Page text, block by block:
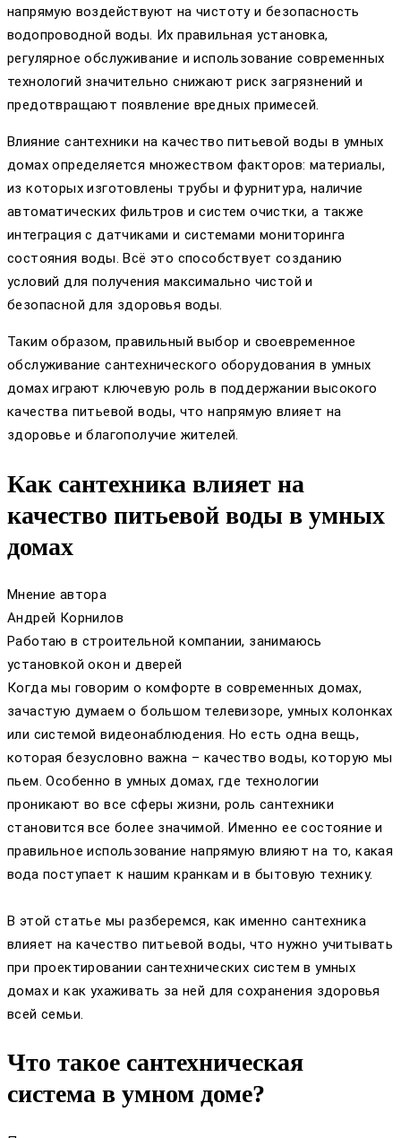
напрямую воздействуют на чистоту и безопасность
водопроводной воды. Их правильная установка,
регулярное обслуживание и использование современных
технологий значительно снижают риск загрязнений и
предотвращают появление вредных примесей.
Влияние сантехники на качество питьевой воды в умных
домах определяется множеством факторов: материалы,
из которых изготовлены трубы и фурнитура, наличие
автоматических фильтров и систем очистки, а также
интеграция с датчиками и системами мониторинга
состояния воды. Всё это способствует созданию
условий для получения максимально чистой и
безопасной для здоровья воды.
Таким образом, правильный выбор и своевременное
обслуживание сантехнического оборудования в умных
домах играют ключевую роль в поддержании высокого
качества питьевой воды, что напрямую влияет на
здоровье и благополучие жителей.
Как сантехника влияет на
качество питьевой воды в умных
домах
Мнение автора
Андрей Корнилов
Работаю в строительной компании, занимаюсь
установкой окон и дверей
Когда мы говорим о комфорте в современных домах,
зачастую думаем о большом телевизоре, умных колонках
или системой видеонаблюдения. Но есть одна вещь,
которая безусловно важна – качество воды, которую мы
пьем. Особенно в умных домах, где технологии
проникают во все сферы жизни, роль сантехники
становится все более значимой. Именно ее состояние и
правильное использование напрямую влияют на то, какая
вода поступает к нашим кранкам и в бытовую технику.
В этой статье мы разберемся, как именно сантехника
влияет на качество питьевой воды, что нужно учитывать
при проектировании сантехнических систем в умных
домах и как ухаживать за ней для сохранения здоровья
всей семьи.
Что такое сантехническая
система в умном доме?